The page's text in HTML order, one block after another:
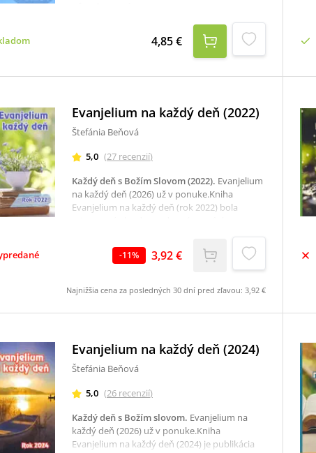
4,85 €
Evanjelium na každý deň (2022)
Štefánia Beňová
5,0 (27 recenzií)
Každý deň s Božím Slovom (2022). Evanjelium
na každý deň (2026) už v ponuke.Kniha
Evanjelium na každý deň (rok 2022) bola
tých, ktorí chcú byť v kontakte s evanjeliom.Je
pokračovaním úspešnej série Každý deň s
Božím slovom, Denne s Božím slovom a Božie
denného evanjelia v kalendárnom roku 2022 a
každému k osobnému dialógu s
-11% 3,92 €
Najnižšia cena za posledných 30 dní pred zľavou: 3,92 €
Evanjelium na každý deň (2024)
Štefánia Beňová
5,0 (26 recenzií)
Každý deň s Božím slovom. Evanjelium na
každý deň (2026) už v ponuke.Kniha
Evanjelium na každý deň (2024) je publikácia